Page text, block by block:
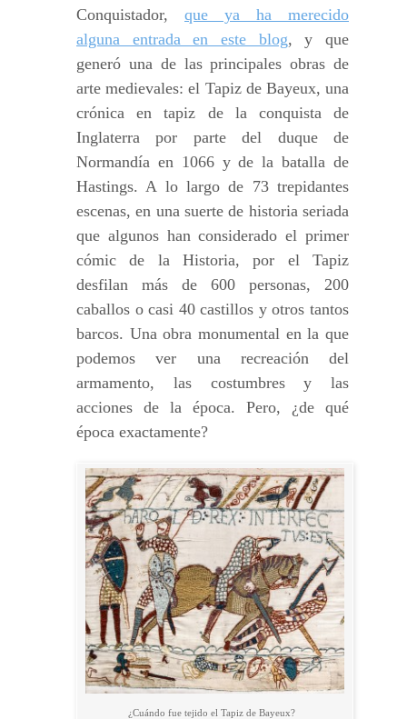
Conquistador, que ya ha merecido
alguna entrada en este blog, y que
generó una de las principales obras de
arte medievales: el Tapiz de Bayeux, una
crónica en tapiz de la conquista de
Inglaterra por parte del duque de
Normandía en 1066 y de la batalla de
Hastings. A lo largo de 73 trepidantes
escenas, en una suerte de historia seriada
que algunos han considerado el primer
cómic de la Historia, por el Tapiz
desfilan más de 600 personas, 200
caballos o casi 40 castillos y otros tantos
barcos. Una obra monumental en la que
podemos ver una recreación del
armamento, las costumbres y las
acciones de la época. Pero, ¿de qué
época exactamente?
¿Cuándo fue tejido el Tapiz de Bayeux?